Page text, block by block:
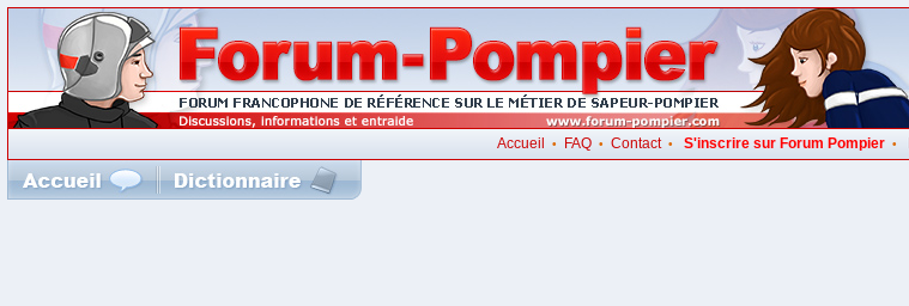
Accueil • FAQ• Contact• S'inscrire sur Forum Pompier•